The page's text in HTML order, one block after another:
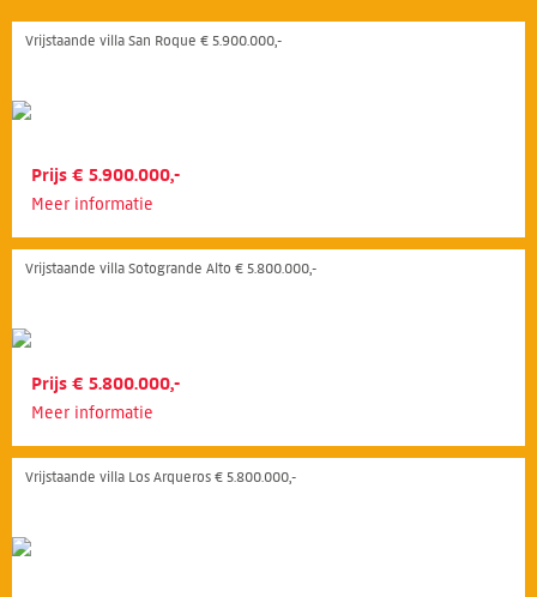
Vrijstaande villa San Roque € 5.900.000,-
Prijs € 5.900.000,-
Meer informatie
Vrijstaande villa Sotogrande Alto € 5.800.000,-
Prijs € 5.800.000,-
Meer informatie
Vrijstaande villa Los Arqueros € 5.800.000,-